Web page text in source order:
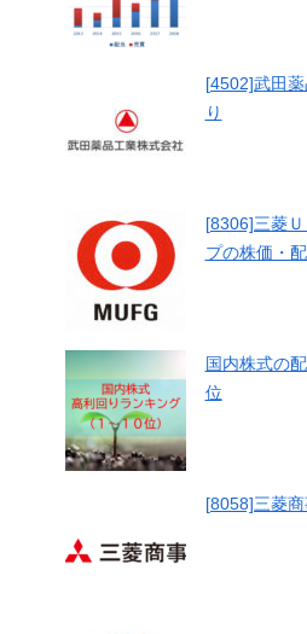
[4502]武田
り
[8306]三菱
プの株価・
国内株式の
位
[8058]三菱